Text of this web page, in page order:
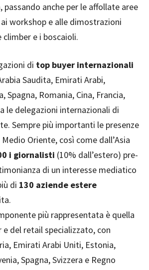
anche per le affollate aree
workshop e alle dimostrazioni
e i boscaioli.
di top buyer internazionali
Saudita, Emirati Arabi,
Spagna, Romania, Cina, Francia,
le delegazioni internazionali di
Sempre più importanti le presenze
Oriente, così come dall’Asia
i giornalisti (10% dall’estero) pre-
di un interesse mediatico
di 130 aziende estere
più rappresentata è quella
del retail specializzato, con
Emirati Arabi Uniti, Estonia,
Spagna, Svizzera e Regno